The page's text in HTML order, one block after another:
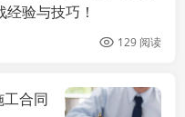
验与技巧！
129 阅读
合同